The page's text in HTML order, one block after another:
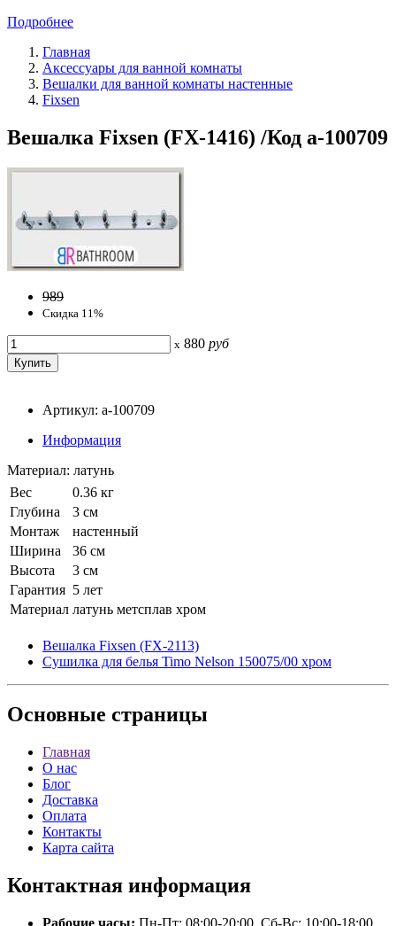
Подробнее
Главная
Аксессуары для ванной комнаты
Вешалки для ванной комнаты настенные
Fixsen
Вешалка Fixsen (FX-1416) /Код a-100709
989
Скидка 11%
x 880 руб
Артикул: a-100709
Информация
Материал: латунь
Вес
0.36 кг
Глубина
3 см
Монтаж
настенный
Ширина
36 см
Высота
3 см
Гарантия 5 лет
Материал латунь метсплав хром
Вешалка Fixsen (FX-2113)
Сушилка для белья Timo Nelson 150075/00 хром
Основные страницы
Главная
О нас
Блог
Доставка
Оплата
Контакты
Карта сайта
Контактная информация